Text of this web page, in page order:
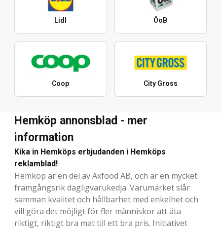
Lidl ÖoB
Coop City Gross
Hemköp annonsblad - mer
information
Kika in Hemköps erbjudanden i Hemköps
reklamblad!
Hemköp är en del av Axfood AB, och är en mycket
framgångsrik dagligvarukedja. Varumärket slår
samman kvalitet och hållbarhet med enkelhet och
vill göra det möjligt för fler människor att äta
riktigt, riktigt bra mat till ett bra pris. Initiativet